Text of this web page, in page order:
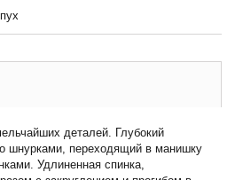
деталей. Глубокий
шнурками, переходящий в манишку
Удлиненная спинка,